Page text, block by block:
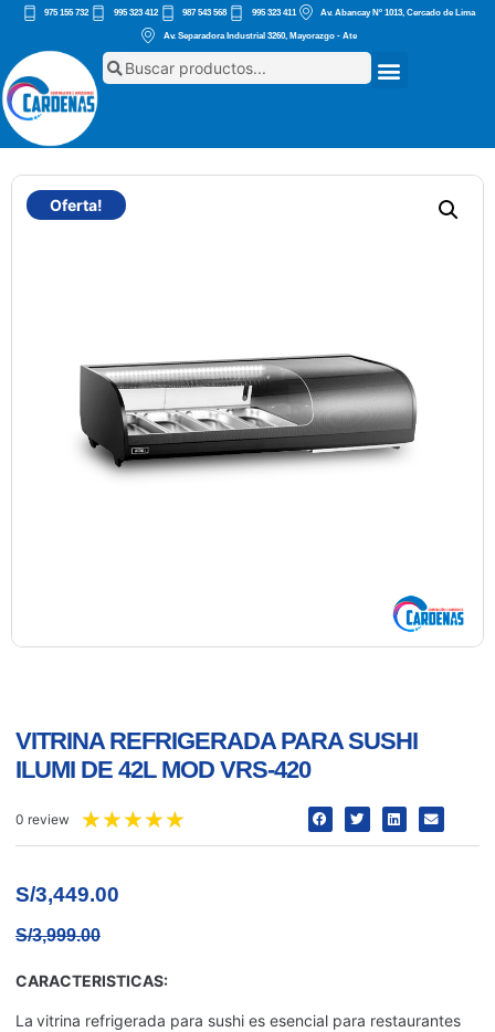
975 155 732 995 323 412 987 543 568 995 323 411 Av. Abancay Nº 1013, Cercado de Lima
Av. Separadora Industrial 3260, Mayorazgo - Ate
Oferta!
VITRINA REFRIGERADA PARA SUSHI
ILUMI DE 42L MOD VRS-420
0 review ★★★★★
S/3,449.00
S/3,999.00
CARACTERISTICAS:
La vitrina refrigerada para sushi es esencial para restaurantes